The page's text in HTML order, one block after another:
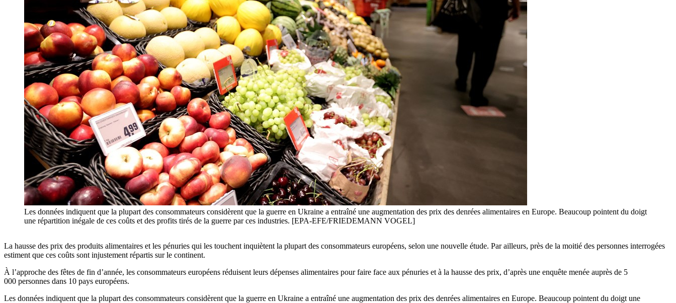
Les données indiquent que la plupart des consommateurs considèrent que la guerre en Ukraine a entraîné une augmentation des prix des denrées alimentaires en Europe. Beaucoup pointent du doigt
une répartition inégale de ces coûts et des profits tirés de la guerre par ces industries. [EPA-EFE/FRIEDEMANN VOGEL]
La hausse des prix des produits alimentaires et les pénuries qui les touchent inquiètent la plupart des consommateurs européens, selon une nouvelle étude. Par ailleurs, près de la moitié des personnes interrogées
estiment que ces coûts sont injustement répartis sur le continent.
À l’approche des fêtes de fin d’année, les consommateurs européens réduisent leurs dépenses alimentaires pour faire face aux pénuries et à la hausse des prix, d’après une enquête menée auprès de 5
000 personnes dans 10 pays européens.
Les données indiquent que la plupart des consommateurs considèrent que la guerre en Ukraine a entraîné une augmentation des prix des denrées alimentaires en Europe. Beaucoup pointent du doigt une